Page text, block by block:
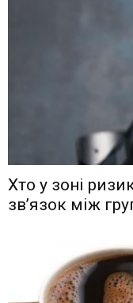
Хто у зоні
зв’язок між